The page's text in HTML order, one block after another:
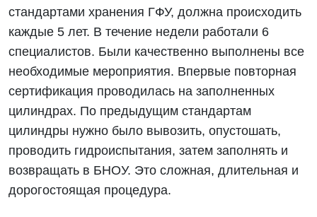
стандартами хранения ГФУ, должна происходить
каждые 5 лет. В течение недели работали 6
специалистов. Были качественно выполнены все
необходимые мероприятия. Впервые повторная
сертификация проводилась на заполненных
цилиндрах. По предыдущим стандартам
цилиндры нужно было вывозить, опустошать,
проводить гидроиспытания, затем заполнять и
возвращать в БНОУ. Это сложная, длительная и
дорогостоящая процедура.